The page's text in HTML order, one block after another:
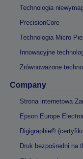
Technologia
PrecisionCore
Technologia Micro
Innowacyjne
Zrównoważone
Company
Strona internetowa
Epson Europe
Digigraphie®
Druk bezpośredni na